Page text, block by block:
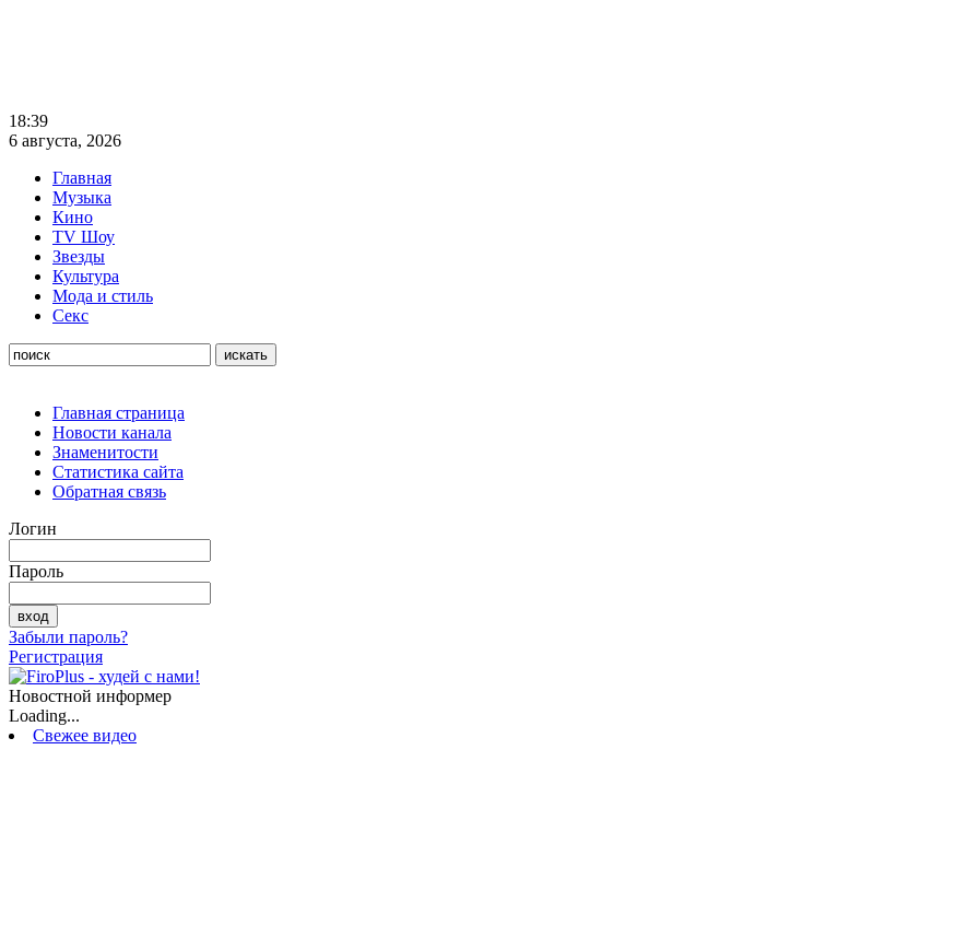
18:39
6 августа, 2026
Главная
Музыка
Кино
TV Шоу
Звезды
Культура
Мода и стиль
Секс
Главная страница
Новости канала
Знаменитости
Статистика сайта
Обратная связь
Логин
Пароль
Забыли пароль?
Регистрация
Новостной информер
Loading...
Свежее видео